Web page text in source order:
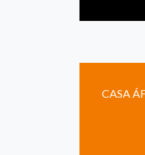
CASA